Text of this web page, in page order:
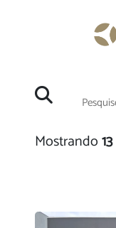
Mostrando13